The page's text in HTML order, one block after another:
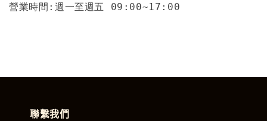
營業時間:週一至週五 09:00~17:00
聯繫我們